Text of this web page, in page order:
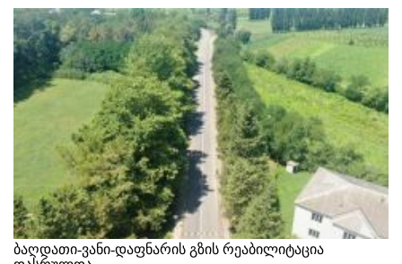
ბაღდათი-ვანი-დაფნარის გზის რეაბილიტაცია